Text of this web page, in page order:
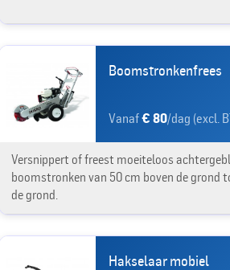
Boomstronkenfrees
Vanaf€ 80/dag (excl.
Versnippert of freest moeiteloos
boomstronken van 50 cm boven de grond
de grond.
Hakselaar mobiel